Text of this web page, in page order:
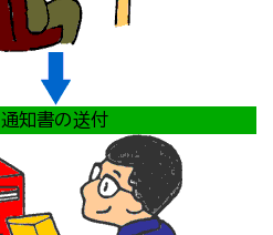
通知書の送付